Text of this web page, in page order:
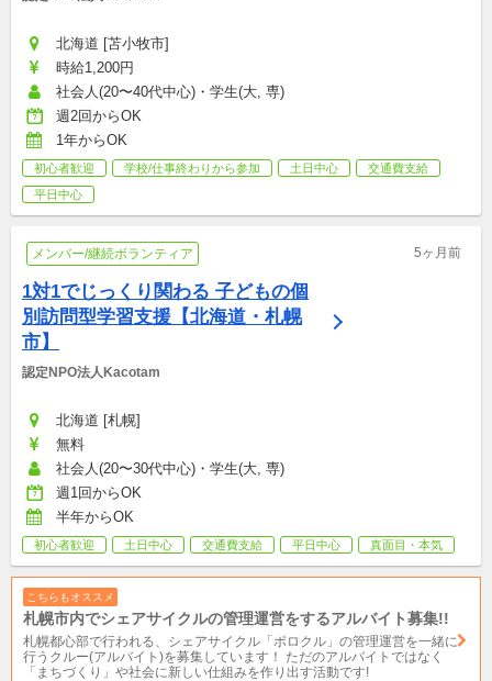
北海道 [苫小牧市]
時給1,200円
社会人(20〜40代中心)・学生(大, 専)
週2回からOK
1年からOK
初心者歓迎 学校/仕事終わりから参加 土日中心
交通費支給
平日中心
メンバー/継続ボランティア 5ヶ月前
1対1でじっくり関わる 子どもの個
別訪問型学習支援【北海道・札幌
市】
認定NPO法人Kacotam
北海道 [札幌]
無料
社会人(20〜30代中心)・学生(大, 専)
週1回からOK
半年からOK
初心者歓迎 土日中心 交通費支給 平日中心 真面目・本気
こちらもオススメ
札幌市内でシェアサイクルの管理運営をするアルバイト募集!!
札幌都心部で行われる、シェアサイクル「ポロクル」の管理運営を一緒に
行うクルー(アルバイト)を募集しています！ ただのアルバイトではなく
「まちづくり」や社会に新しい仕組みを作り出す活動です!